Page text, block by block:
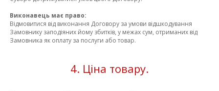
Виконавець має право:
Відмовитися від виконання Договору за умови відшкодування
Замовнику заподіяних йому збитків, у межах сум, отриманих від
Замовника як оплату за послуги або товар.
4. Ціна товару.